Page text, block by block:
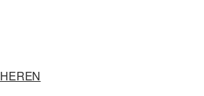
HEREN